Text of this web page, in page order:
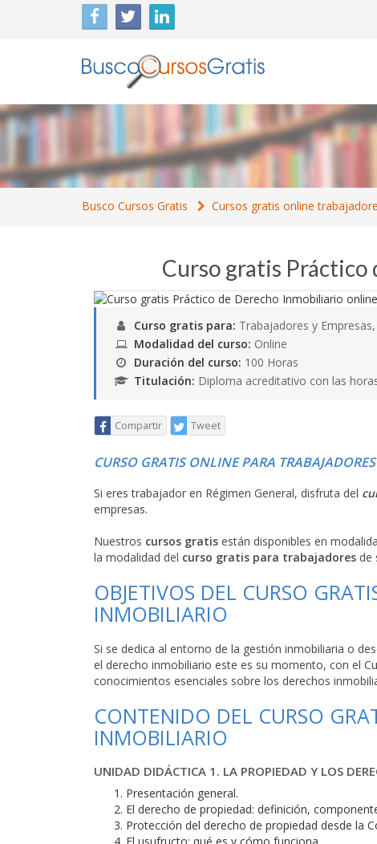
Busco Cursos Gratis Cursos gratis online
Curso gratis
Curso gratis para: Trabajadores y
Modalidad del curso: Online
Duración del curso: 100 Horas
Titulación: Diploma acreditativo con las
Compartir Tweet
CURSO GRATIS ONLINE PARA
Si eres trabajador en Régimen General, disfruta del
empresas.
Nuestros cursos gratis están disponibles en
la modalidad del curso gratis para trabajadores de
OBJETIVOS DEL CURSO
INMOBILIARIO
Si se dedica al entorno de la gestión inmobiliaria o
el derecho inmobiliario este es su momento, con el
conocimientos esenciales sobre los derechos
CONTENIDO DEL CURSO
INMOBILIARIO
UNIDAD DIDÁCTICA 1. LA PROPIEDAD Y LOS
Presentación general.
El derecho de propiedad: definición,
Protección del derecho de propiedad desde la